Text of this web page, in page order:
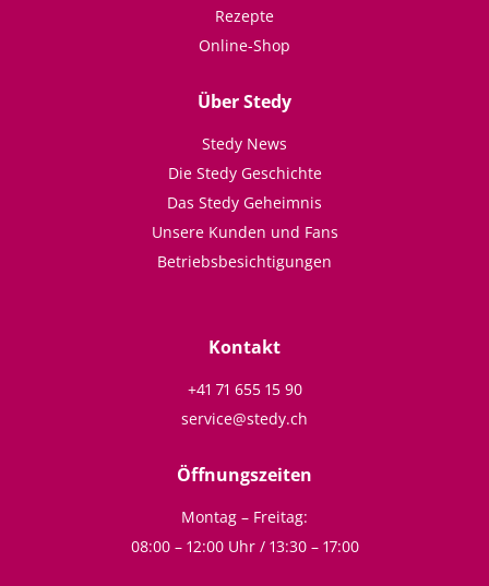
Rezepte
Online-Shop
Über Stedy
Stedy News
Die Stedy Geschichte
Das Stedy Geheimnis
Unsere Kunden und Fans
Betriebsbesichtigungen
Kontakt
+41 71 655 15 90
service@stedy.ch
Öffnungszeiten
Montag – Freitag:
08:00 – 12:00 Uhr / 13:30 – 17:00